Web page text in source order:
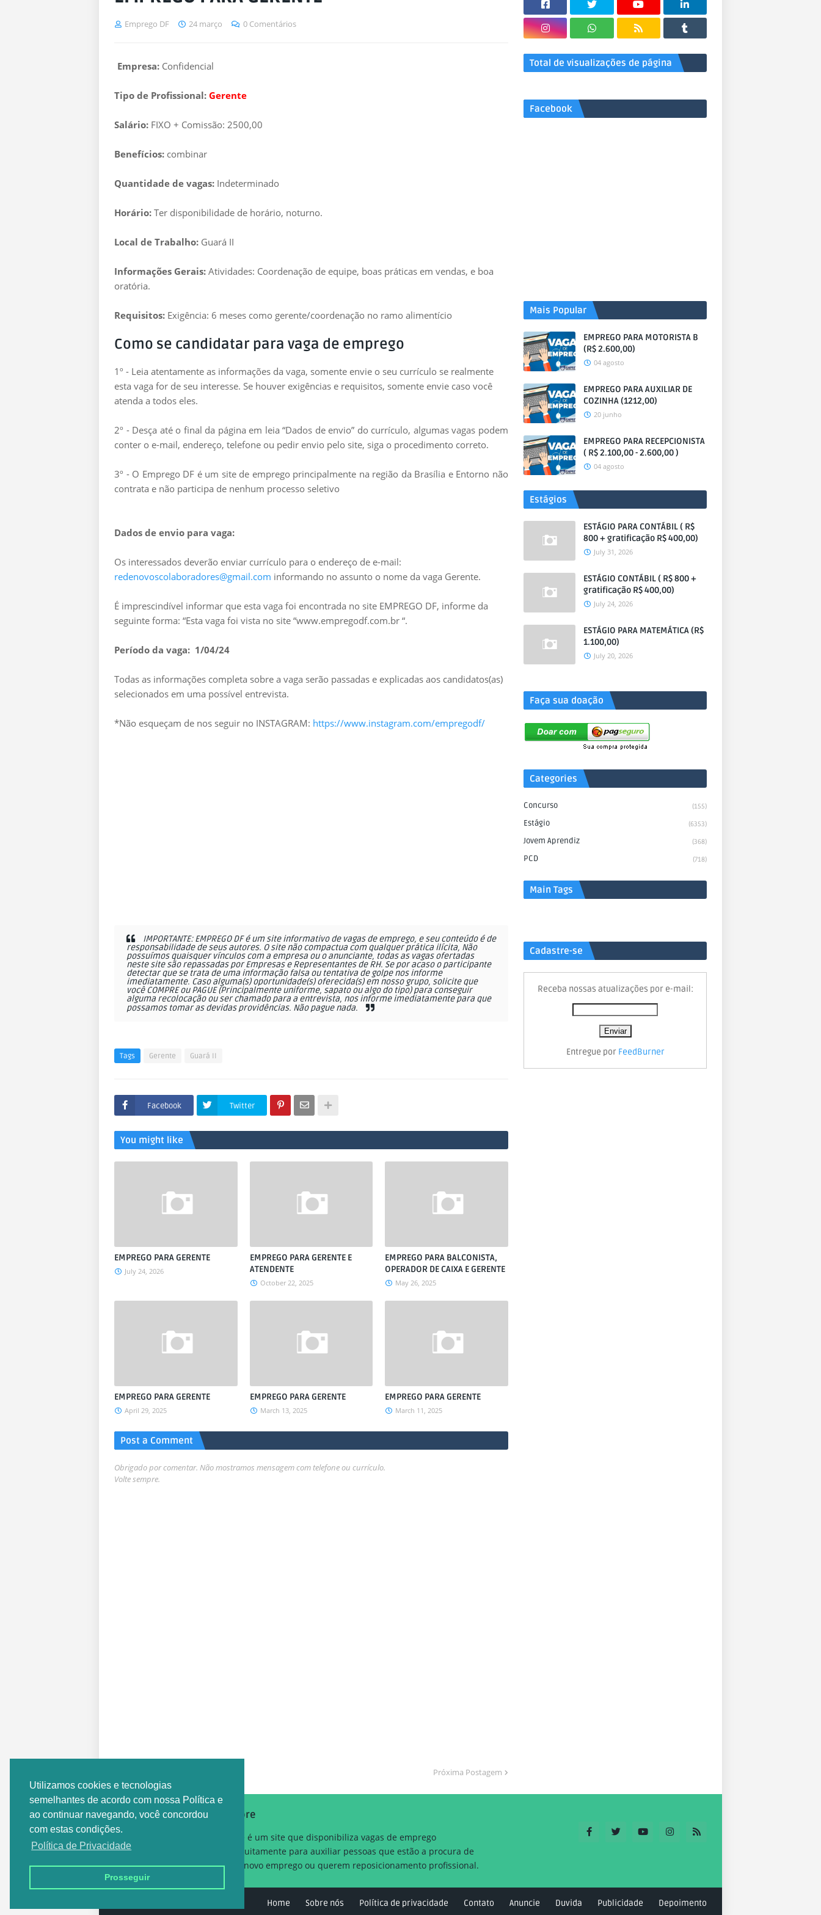
Utilizamos cookies e tecnologias
semelhantes de acordo com nossa Política e
ao continuar navegando, você concordou
com estas condições.
Política de Privacidade
Prosseguir
Emprego DF 24 março 0 Comentários
Empresa: Confidencial
Tipo de Profissional: Gerente
Salário: FIXO + Comissão: 2500,00
Benefícios: combinar
Quantidade de vagas: Indeterminado
Horário: Ter disponibilidade de horário, noturno.
Local de Trabalho: Guará II
Informações Gerais: Atividades: Coordenação de equipe, boas práticas em vendas, e boa
oratória.
Requisitos: Exigência: 6 meses como gerente/coordenação no ramo alimentício
Como se candidatar para vaga de emprego
1º - Leia atentamente as informações da vaga, somente envie o seu currículo se realmente
esta vaga for de seu interesse. Se houver exigências e requisitos, somente envie caso você
atenda a todos eles.
2º - Desça até o final da página em leia “Dados de envio” do currículo, algumas vagas podem
conter o e-mail, endereço, telefone ou pedir envio pelo site, siga o procedimento correto.
3º - O Emprego DF é um site de emprego principalmente na região da Brasília e Entorno não
contrata e não participa de nenhum processo seletivo
Dados de envio para vaga:
Os interessados deverão enviar currículo para o endereço de e-mail:
redenovoscolaboradores@gmail.com informando no assunto o nome da vaga Gerente.
É imprescindível informar que esta vaga foi encontrada no site EMPREGO DF, informe da
seguinte forma: “Esta vaga foi vista no site “www.empregodf.com.br “.
Período da vaga: 1/04/24
Todas as informações completa sobre a vaga serão passadas e explicadas aos candidatos(as)
selecionados em uma possível entrevista.
*Não esqueçam de nos seguir no INSTAGRAM: https://www.instagram.com/empregodf/
IMPORTANTE: EMPREGO DF é um site informativo de vagas de emprego, e seu conteúdo é de
responsabilidade de seus autores. O site não compactua com qualquer prática ilícita, Não
possuímos quaisquer vínculos com a empresa ou o anunciante, todas as vagas ofertadas
neste site são repassadas por Empresas e Representantes de RH. Se por acaso o participante
detectar que se trata de uma informação falsa ou tentativa de golpe nos informe
imediatamente. Caso alguma(s) oportunidade(s) oferecida(s) em nosso grupo, solicite que
você COMPRE ou PAGUE (Principalmente uniforme, sapato ou algo do tipo) para conseguir
alguma recolocação ou ser chamado para a entrevista, nos informe imediatamente para que
possamos tomar as devidas providências. Não pague nada.
Tags Gerente Guará II
Facebook Twitter
You might like
EMPREGO PARA GERENTE
July 24, 2026
EMPREGO PARA GERENTE E
ATENDENTE
October 22, 2025
EMPREGO PARA BALCONISTA,
OPERADOR DE CAIXA E GERENTE
May 26, 2025
EMPREGO PARA GERENTE
April 29, 2025
EMPREGO PARA GERENTE
March 13, 2025
EMPREGO PARA GERENTE
March 11, 2025
Post a Comment
Obrigado por comentar. Não mostramos mensagem com telefone ou currículo.
Volte sempre.
Próxima Postagem
Total de visualizações de página
Facebook
Mais Popular
EMPREGO PARA MOTORISTA B
(R$ 2.600,00)
04 agosto
EMPREGO PARA AUXILIAR DE
COZINHA (1212,00)
20 junho
EMPREGO PARA RECEPCIONISTA
( R$ 2.100,00 - 2.600,00 )
04 agosto
Estágios
ESTÁGIO PARA CONTÁBIL ( R$
800 + gratificação R$ 400,00)
July 31, 2026
ESTÁGIO CONTÁBIL ( R$ 800 +
gratificação R$ 400,00)
July 24, 2026
ESTÁGIO PARA MATEMÁTICA (R$
1.100,00)
July 20, 2026
Faça sua doação
Categories
Concurso (155)
Estágio (6353)
Jovem Aprendiz (368)
PCD (718)
Main Tags
Cadastre-se
Receba nossas atualizações por e-mail:
Entregue por FeedBurner
Sobre
Este é um site que disponibiliza vagas de emprego
gratuitamente para auxiliar pessoas que estão a procura de
um novo emprego ou querem reposicionamento profissional.
Home Sobre nós Política de privacidade Contato Anuncie Duvida Publicidade Depoimento